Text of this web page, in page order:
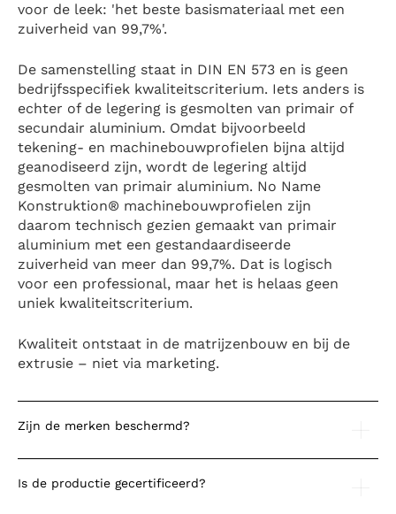
voor de leek: 'het beste basismateriaal met een
zuiverheid van 99,7%'.
De samenstelling staat in DIN EN 573 en is geen
bedrijfsspecifiek kwaliteitscriterium. Iets anders is
echter of de legering is gesmolten van primair of
secundair aluminium. Omdat bijvoorbeeld
tekening- en machinebouwprofielen bijna altijd
geanodiseerd zijn, wordt de legering altijd
gesmolten van primair aluminium. No Name
Konstruktion® machinebouwprofielen zijn
daarom technisch gezien gemaakt van primair
aluminium met een gestandaardiseerde
zuiverheid van meer dan 99,7%. Dat is logisch
voor een professional, maar het is helaas geen
uniek kwaliteitscriterium.
Kwaliteit ontstaat in de matrijzenbouw en bij de
extrusie – niet via marketing.
Zijn de merken beschermd?
Is de productie gecertificeerd?